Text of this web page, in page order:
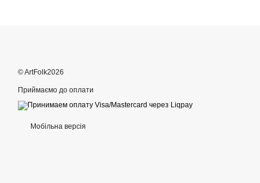
© ArtFolk2026
Приймаємо до оплати
Мобільна версія